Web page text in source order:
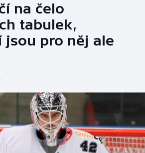
na čelo
tabulek,
jsou pro něj ale